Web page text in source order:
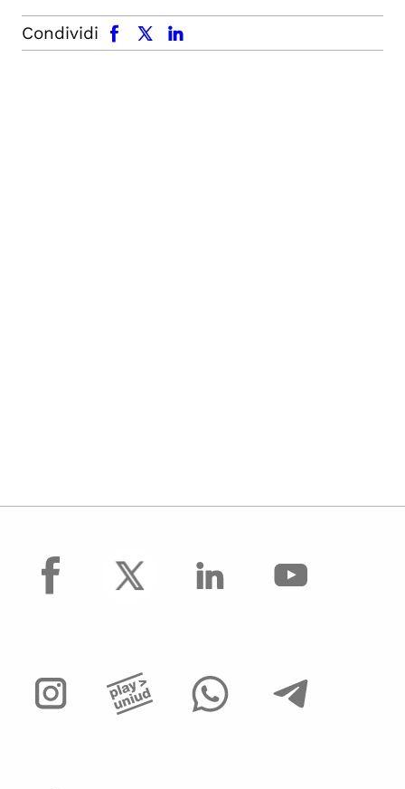
Condividi
facebook x.com linkedin
facebook